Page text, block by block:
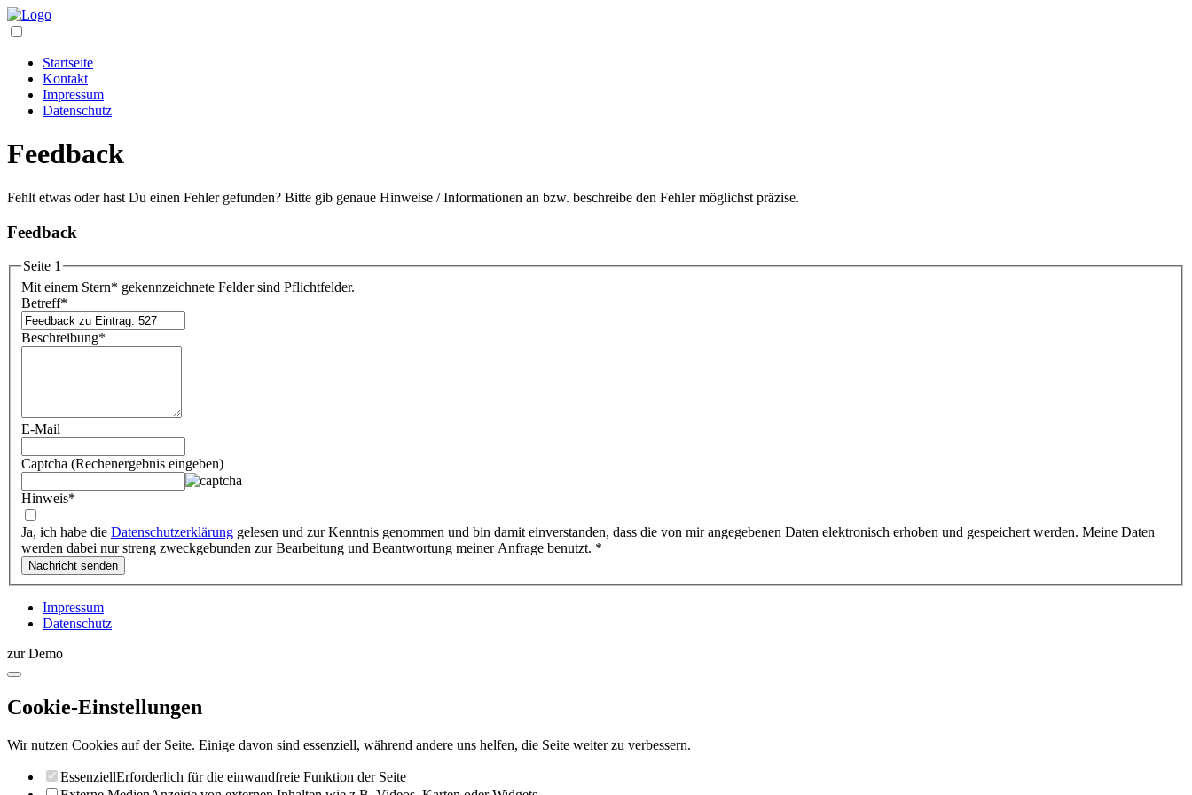
Startseite
Kontakt
Impressum
Datenschutz
Feedback
Fehlt etwas oder hast Du einen Fehler gefunden? Bitte gib genaue Hinweise / Informationen an bzw. beschreibe den Fehler möglichst präzise.
Feedback
Seite 1
Mit einem Stern* gekennzeichnete Felder sind Pflichtfelder.
Betreff*
Beschreibung*
E-Mail
Captcha (Rechenergebnis eingeben)
Hinweis*
Ja, ich habe die Datenschutzerklärung gelesen und zur Kenntnis genommen und bin damit einverstanden, dass die von mir angegebenen Daten elektronisch erhoben und gespeichert werden. Meine Daten
werden dabei nur streng zweckgebunden zur Bearbeitung und Beantwortung meiner Anfrage benutzt. *
Impressum
Datenschutz
zur Demo
Cookie-Einstellungen
Wir nutzen Cookies auf der Seite. Einige davon sind essenziell, während andere uns helfen, die Seite weiter zu verbessern.
EssenziellErforderlich für die einwandfreie Funktion der Seite